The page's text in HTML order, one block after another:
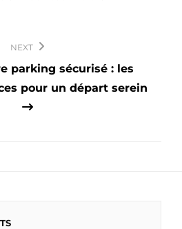
NEXT
parking sécurisé : les
pour un départ serein